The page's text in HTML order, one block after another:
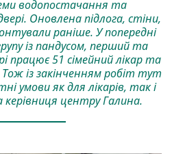
водопостачання та
Оновлена підлога, стіни,
раніше. У попередні
із пандусом, перший та
працює 51 сімейний лікар та
Тож із закінченням робіт тут
умови як для лікарів, так і
центру Галина.